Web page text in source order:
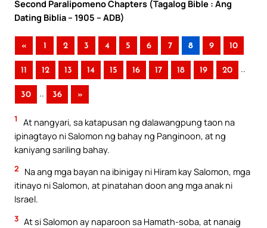
Second Paralipomeno Chapters (Tagalog Bible : Ang
Dating Biblia – 1905 – ADB)
« 1 2 3 4 5 6 7 8 9 10
11 12 13 14 15 16 17 18 19 20 ..
30 .. 36 »
1
At nangyari, sa katapusan ng dalawangpung taon na
ipinagtayo ni Salomon ng bahay ng Panginoon, at ng
kaniyang sariling bahay.
2
Na ang mga bayan na ibinigay ni Hiram kay Salomon, mga
itinayo ni Salomon, at pinatahan doon ang mga anak ni
Israel.
3 At si Salomon ay naparoon sa Hamath-soba, at nanaig